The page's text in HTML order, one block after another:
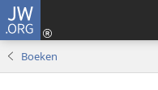
JW.ORG
Boeken